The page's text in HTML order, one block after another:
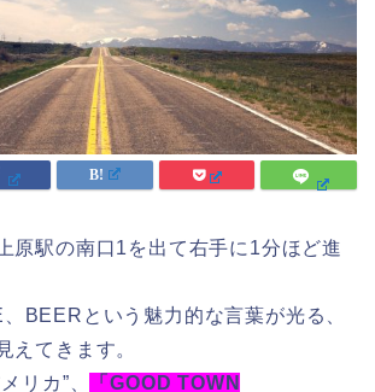
原駅の南口1を出て右手に1分ほど進
BEERという魅力的な言葉が光る、
えてきます。
リカ”、
「GOOD TOWN